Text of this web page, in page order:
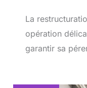
La
opération
garantir sa